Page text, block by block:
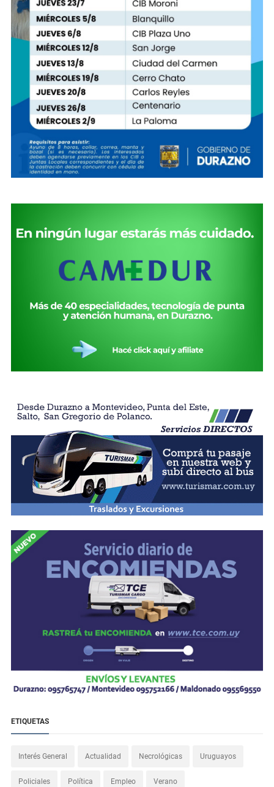
ETIQUETAS
Interés General Actualidad Necrológicas Uruguayos
Policiales Política Empleo Verano